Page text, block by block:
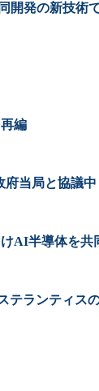
開発の新技術
編
府当局と協議中
AI半導体を共
テランティス